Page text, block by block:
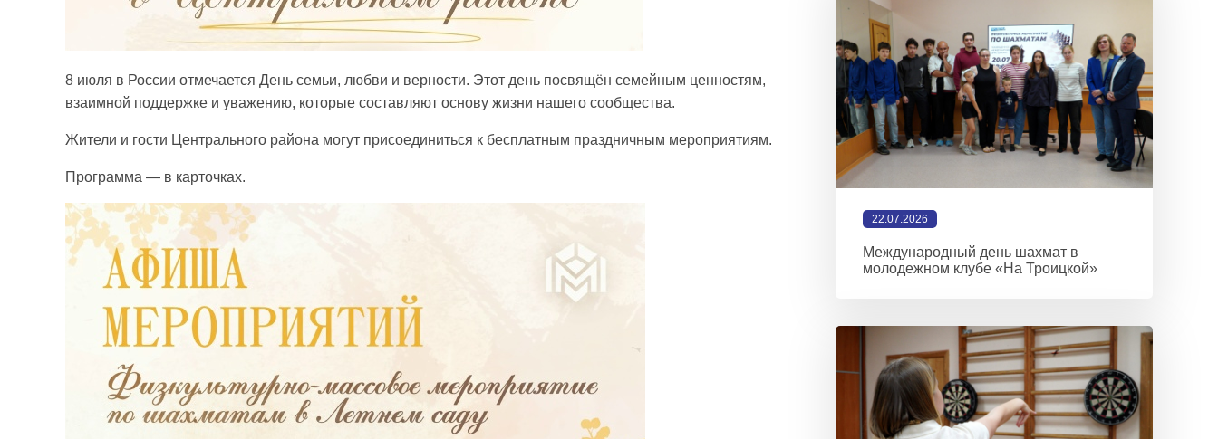
8 июля в России отмечается День семьи, любви и верности. Этот день посвящён семейным ценностям,
взаимной поддержке и уважению, которые составляют основу жизни нашего сообщества.
Жители и гости Центрального района могут присоединиться к бесплатным праздничным мероприятиям.
Программа — в карточках.
22.07.2026
Международный день шахмат в
молодежном клубе «На Троицкой»